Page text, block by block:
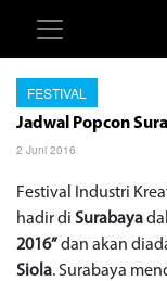
FESTIVAL
Jadwal Popcon
2 Juni 2016
Festival Industri
hadir di Surabaya
2016”dan akan
Siola. Surabaya